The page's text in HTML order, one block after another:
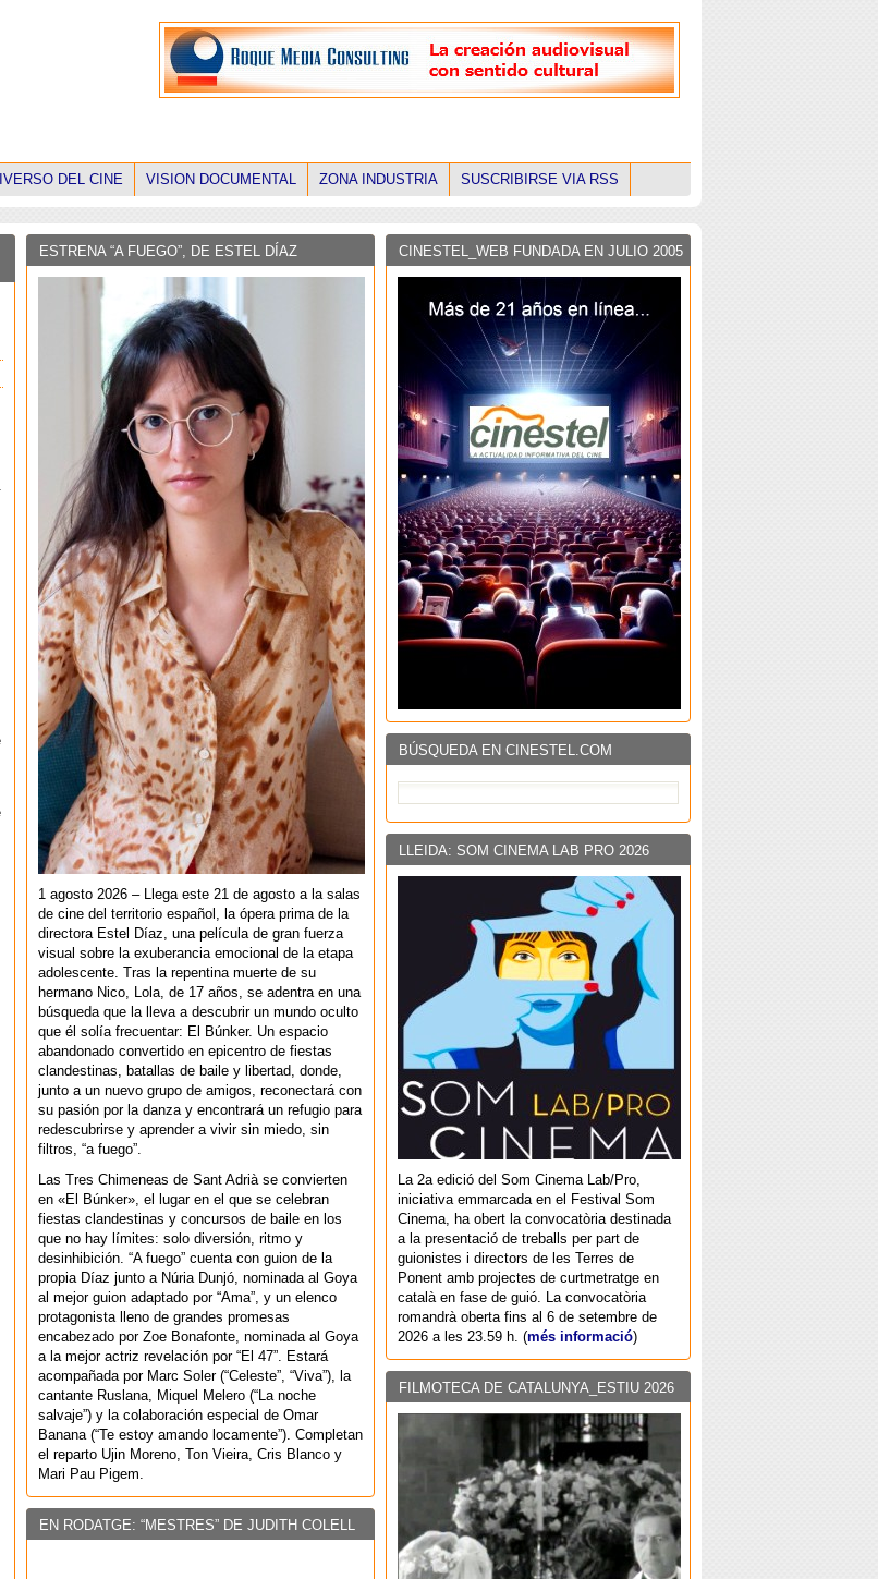
DEL CINE VISION DOCUMENTAL ZONA INDUSTRIA SUSCRIBIRSE VIA RSS
CINESTEL_WEB FUNDADA EN JULIO 2005
BÚSQUEDA EN CINESTEL.COM
LLEIDA: SOM CINEMA LAB PRO 2026
La 2a edició del Som Cinema Lab/Pro,
iniciativa emmarcada en el Festival Som
Cinema, ha obert la convocatòria destinada
a la presentació de treballs per part de
guionistes i directors de les Terres de
Ponent amb projectes de curtmetratge en
català en fase de guió. La convocatòria
romandrà oberta fins al 6 de setembre de
2026 a les 23.59 h. (més informació)
FILMOTECA DE CATALUNYA_ESTIU 2026
ESTRENA “A FUEGO”, DE ESTEL DÍAZ
1 agosto 2026 – Llega este 21 de agosto a la salas
de cine del territorio español, la ópera prima de la
directora Estel Díaz, una película de gran fuerza
visual sobre la exuberancia emocional de la etapa
adolescente. Tras la repentina muerte de su
hermano Nico, Lola, de 17 años, se adentra en una
búsqueda que la lleva a descubrir un mundo oculto
que él solía frecuentar: El Búnker. Un espacio
abandonado convertido en epicentro de fiestas
clandestinas, batallas de baile y libertad, donde,
junto a un nuevo grupo de amigos, reconectará con
su pasión por la danza y encontrará un refugio para
redescubrirse y aprender a vivir sin miedo, sin
filtros, “a fuego”.
Las Tres Chimeneas de Sant Adrià se convierten
en «El Búnker», el lugar en el que se celebran
fiestas clandestinas y concursos de baile en los
que no hay límites: solo diversión, ritmo y
desinhibición. “A fuego” cuenta con guion de la
propia Díaz junto a Núria Dunjó, nominada al Goya
al mejor guion adaptado por “Ama”, y un elenco
protagonista lleno de grandes promesas
encabezado por Zoe Bonafonte, nominada al Goya
a la mejor actriz revelación por “El 47”. Estará
acompañada por Marc Soler (“Celeste”, “Viva”), la
cantante Ruslana, Miquel Melero (“La noche
salvaje”) y la colaboración especial de Omar
Banana (“Te estoy amando locamente”). Completan
el reparto Ujin Moreno, Ton Vieira, Cris Blanco y
Mari Pau Pigem.
EN RODATGE: “MESTRES” DE JUDITH COLELL